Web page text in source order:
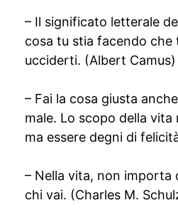
– Il significato letterale
cosa tu stia facendo che
ucciderti. (Albert Camus)
– Fai la cosa giusta
male. Lo scopo della vita
ma essere degni di
– Nella vita, non importa
chi vai. (Charles M.